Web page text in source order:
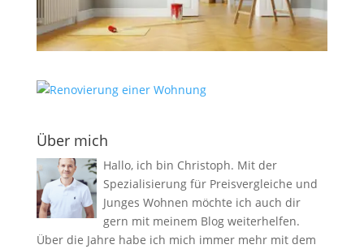
Über mich
Hallo, ich bin Christoph. Mit der
Spezialisierung für Preisvergleiche und
Junges Wohnen möchte ich auch dir
gern mit meinem Blog weiterhelfen.
Über die Jahre habe ich mich immer mehr mit dem